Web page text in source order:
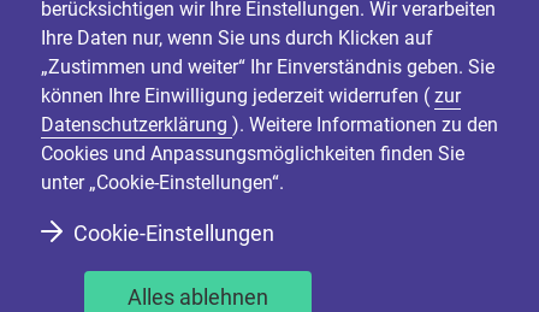
berücksichtigen wir Ihre Einstellungen. Wir verarbeiten
Ihre Daten nur, wenn Sie uns durch Klicken auf
„Zustimmen und weiter“ Ihr Einverständnis geben. Sie
können Ihre Einwilligung jederzeit widerrufen ( zur
Datenschutzerklärung ). Weitere Informationen zu den
Cookies und Anpassungsmöglichkeiten finden Sie
unter „Cookie-Einstellungen“.
Cookie-Einstellungen
Alles ablehnen